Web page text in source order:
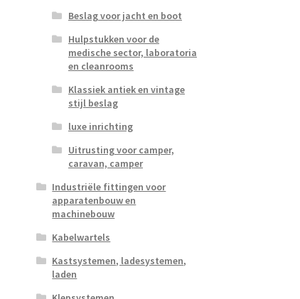
Beslag voor jacht en boot
Hulpstukken voor de
medische sector, laboratoria
en cleanrooms
Klassiek antiek en vintage
stijl beslag
luxe inrichting
Uitrusting voor camper,
caravan, camper
Industriële fittingen voor
apparatenbouw en
machinebouw
Kabelwartels
Kastsystemen, ladesystemen,
laden